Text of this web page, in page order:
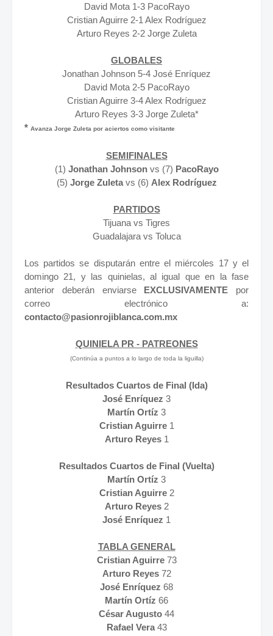
David Mota 1-3 PacoRayo
Cristian Aguirre 2-1 Alex Rodríguez
Arturo Reyes 2-2 Jorge Zuleta
GLOBALES
Jonathan Johnson 5-4 José Enríquez
David Mota 2-5 PacoRayo
Cristian Aguirre 3-4 Alex Rodríguez
Arturo Reyes 3-3 Jorge Zuleta*
* Avanza Jorge Zuleta por aciertos como visitante
SEMIFINALES
(1) Jonathan Johnsonvs (7) PacoRayo
(5) Jorge Zuletavs (6) Alex Rodríguez
PARTIDOS
Tijuana vs Tigres
Guadalajara vs Toluca
Los partidos se disputarán entre el miércoles 17 y el
domingo 21, y las quinielas, al igual que en la fase
anterior deberán enviarse EXCLUSIVAMENTE por
correo electrónico a:
contacto@pasionrojiblanca.com.mx
QUINIELA PR - PATREONES
(Continúa a puntos a lo largo de toda la liguilla)
Resultados Cuartos de Final (Ida)
José Enríquez 3
Martín Ortíz 3
Cristian Aguirre1
Arturo Reyes1
Resultados Cuartos de Final (Vuelta)
Martín Ortíz 3
Cristian Aguirre2
Arturo Reyes2
José Enríquez 1
TABLA GENERAL
Cristian Aguirre73
Arturo Reyes72
José Enríquez 68
Martín Ortíz 66
César Augusto 44
Rafael Vera43